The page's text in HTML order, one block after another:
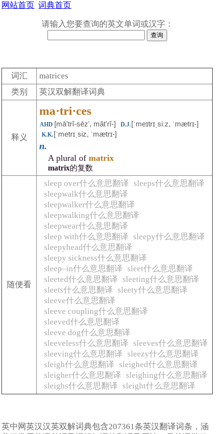
网站首页 词典首页
请输入您要查询的英文单词或汉字：
词汇
matrices
类别
英汉双解翻译词典
释义
ma·tri·ces
AHD [māʹtrĭ-sēz', mătʹrĭ-] D.J.[ˈmeɪtrɪˌsiːz, ˈmætrɪ-]
K.K.[ˈmetrɪˌsiz, ˈmætrɪ-]
n.
A plural of matrix
matrix的复数
随便看
sleep over什么意思翻译 sleeps什么意思翻译
sleepwalk什么意思翻译
sleepwalker什么意思翻译
sleepwalking什么意思翻译
sleepwear什么意思翻译
sleep with什么意思翻译 sleepy什么意思翻译
sleepyhead什么意思翻译
sleepy sickness什么意思翻译
sleep–in什么意思翻译 sleet什么意思翻译
sleeted什么意思翻译 sleeting什么意思翻译
sleets什么意思翻译 sleety什么意思翻译
sleeve什么意思翻译
sleeve coupling什么意思翻译
sleeved什么意思翻译
sleeve dog什么意思翻译
sleeveless什么意思翻译 sleeves什么意思翻译
sleeving什么意思翻译 sleezy什么意思翻译
sleigh什么意思翻译 sleighed什么意思翻译
sleigher什么意思翻译 sleighing什么意思翻译
sleighs什么意思翻译 sleight什么意思翻译
英中网英汉汉英双解词典包含207361条英汉翻译词条，涵